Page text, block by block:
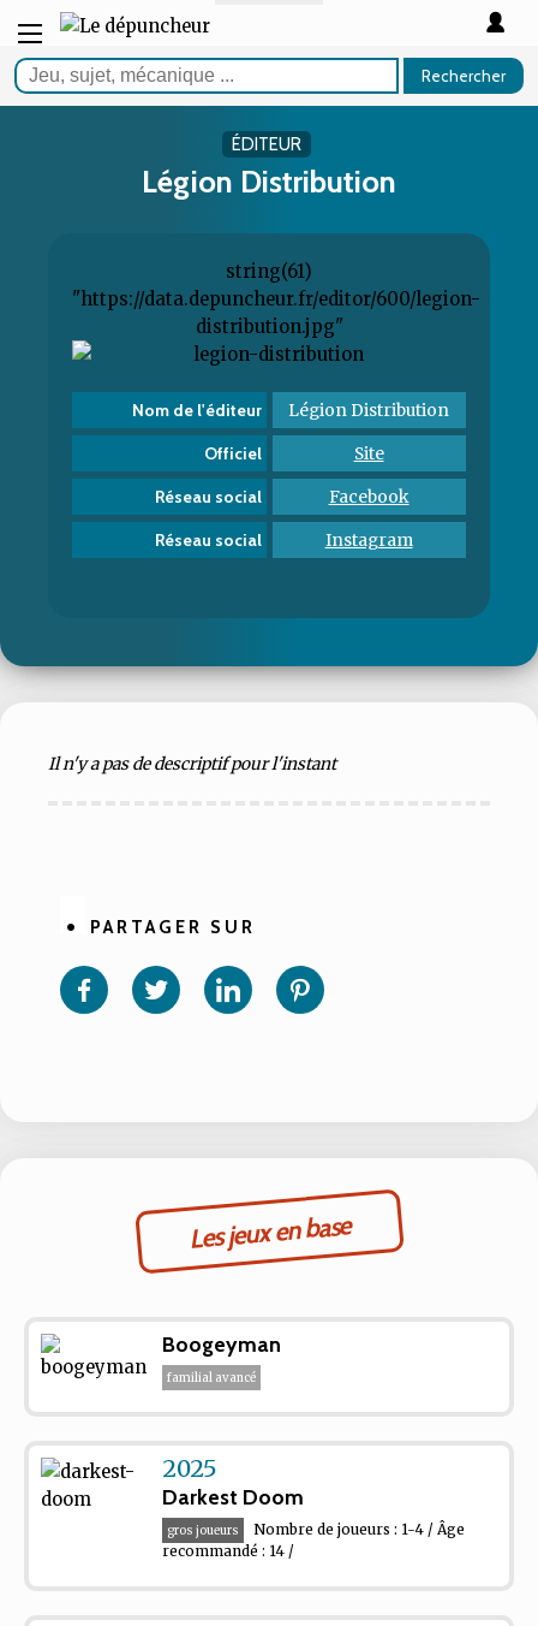
Rechercher
ÉDITEUR
Légion Distribution
string(61)
"https://data.depuncheur.fr/editor/600/legion-
distribution.jpg"
Nom de l'éditeur Légion Distribution
Officiel Site
Réseau social Facebook
Réseau social Instagram
Il n'y a pas de descriptif pour l'instant
PARTAGER SUR
Partager
sur
Partager
sur sur
Les jeux en base
Boogeyman
familial avancé
2025
Darkest Doom
gros joueurs
Nombre de joueurs : 1-4 / Âge
recommandé : 14 /